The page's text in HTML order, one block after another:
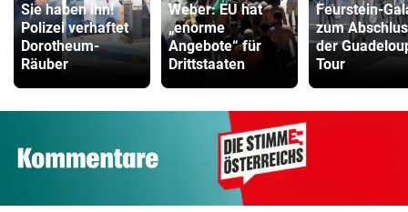
Sie haben ihn!
Polizei verhaftet
Dorotheum-
Räuber
Weber: EU hat
„enorme
Angebote“ für
Drittstaaten
Feurstein-
zum
der
Tour